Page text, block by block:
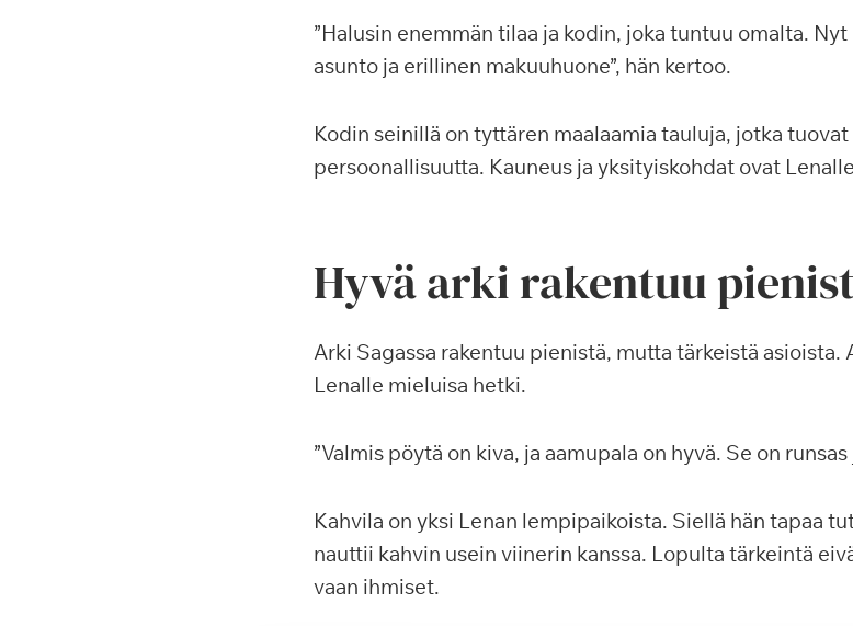
”Halusin enemmän tilaa ja kodin, joka tuntuu omalta.
asunto ja erillinen makuuhuone”, hän kertoo.
Kodin seinillä on tyttären maalaamia tauluja, jotka
persoonallisuutta. Kauneus ja yksityiskohdat ovat
Hyvä arki rakentuu
Arki Sagassa rakentuu pienistä, mutta tärkeistä asioista.
Lenalle mieluisa hetki.
”Valmis pöytä on kiva, ja aamupala on hyvä. Se on
Kahvila on yksi Lenan lempipaikoista. Siellä hän tapaa
nauttii kahvin usein viinerin kanssa. Lopulta tärkeintä
vaan ihmiset.